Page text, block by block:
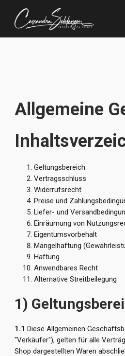
Allgemeine
Geltungsbereich
Vertragsschluss
Widerrufsrecht
Preise und
Liefer- und
Einräumung von
Eigentumsvorbehalt
Mängelhaftung
Haftung
Anwendbares Recht
Alternative Streitbeilegung
1)
1.1 Diese Allgemeinen
"Verkäufer"), gelten für alle
Shop dargestellten Waren